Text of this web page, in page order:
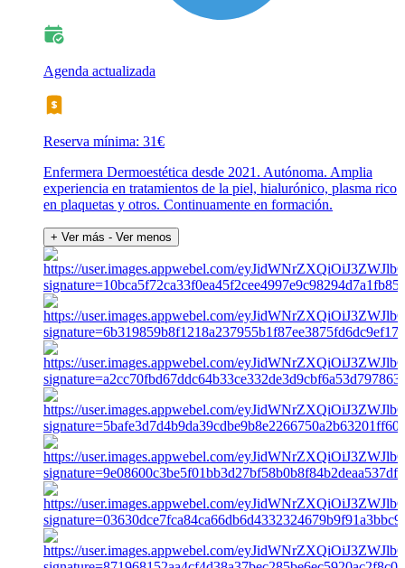
Agenda actualizada
Reserva mínima: 31€
Enfermera Dermoestética desde 2021. Autónoma. Amplia
experiencia en tratamientos de la piel, hialurónico, plasma rico
en plaquetas y otros. Continuamente en formación.
+ Ver más - Ver menos